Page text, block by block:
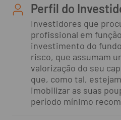
Perfil do
Investidores que
profissional em
investimento do
risco, que assumam
valorização do seu
que, como tal,
imobilizar as suas
período mínimo